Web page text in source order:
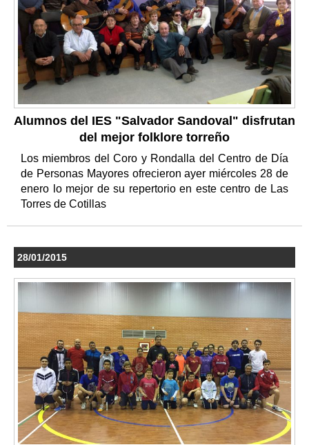
Alumnos del IES "Salvador Sandoval" disfrutan
del mejor folklore torreño
Los miembros del Coro y Rondalla del Centro de Día
de Personas Mayores ofrecieron ayer miércoles 28 de
enero lo mejor de su repertorio en este centro de Las
Torres de Cotillas
28/01/2015